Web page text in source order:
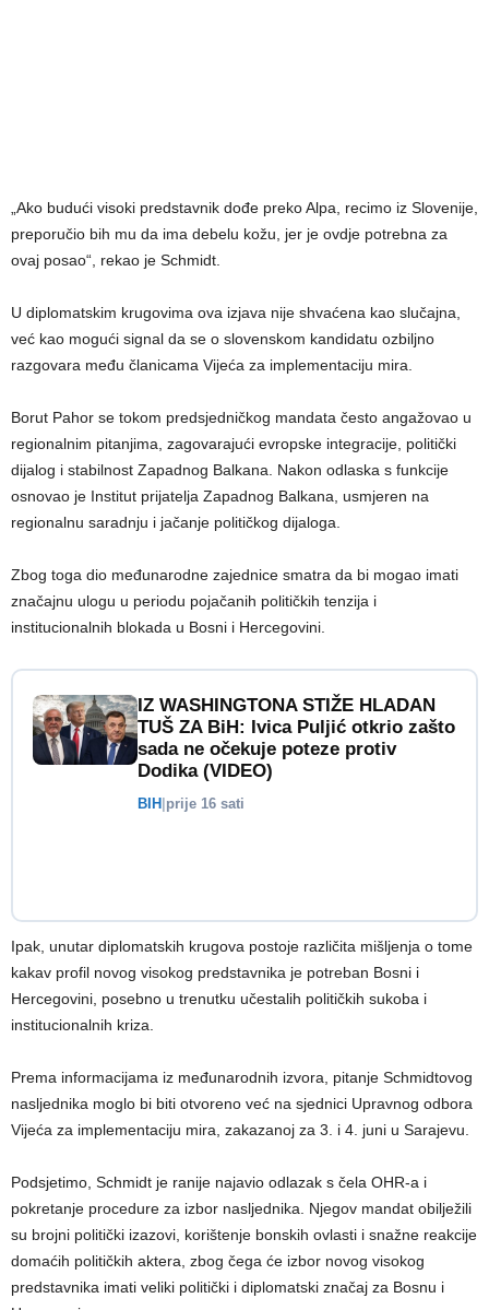
„Ako budući visoki predstavnik dođe preko Alpa, recimo iz Slovenije,
preporučio bih mu da ima debelu kožu, jer je ovdje potrebna za
ovaj posao“, rekao je Schmidt.
U diplomatskim krugovima ova izjava nije shvaćena kao slučajna,
već kao mogući signal da se o slovenskom kandidatu ozbiljno
razgovara među članicama Vijeća za implementaciju mira.
Borut Pahor se tokom predsjedničkog mandata često angažovao u
regionalnim pitanjima, zagovarajući evropske integracije, politički
dijalog i stabilnost Zapadnog Balkana. Nakon odlaska s funkcije
osnovao je Institut prijatelja Zapadnog Balkana, usmjeren na
regionalnu saradnju i jačanje političkog dijaloga.
Zbog toga dio međunarodne zajednice smatra da bi mogao imati
značajnu ulogu u periodu pojačanih političkih tenzija i
institucionalnih blokada u Bosni i Hercegovini.
IZ WASHINGTONA STIŽE HLADAN
TUŠ ZA BiH: Ivica Puljić otkrio zašto
sada ne očekuje poteze protiv
Dodika (VIDEO)
BIH prije 16 sati
Ipak, unutar diplomatskih krugova postoje različita mišljenja o tome
kakav profil novog visokog predstavnika je potreban Bosni i
Hercegovini, posebno u trenutku učestalih političkih sukoba i
institucionalnih kriza.
Prema informacijama iz međunarodnih izvora, pitanje Schmidtovog
nasljednika moglo bi biti otvoreno već na sjednici Upravnog odbora
Vijeća za implementaciju mira, zakazanoj za 3. i 4. juni u Sarajevu.
Podsjetimo, Schmidt je ranije najavio odlazak s čela OHR-a i
pokretanje procedure za izbor nasljednika. Njegov mandat obilježili
su brojni politički izazovi, korištenje bonskih ovlasti i snažne reakcije
domaćih političkih aktera, zbog čega će izbor novog visokog
predstavnika imati veliki politički i diplomatski značaj za Bosnu i